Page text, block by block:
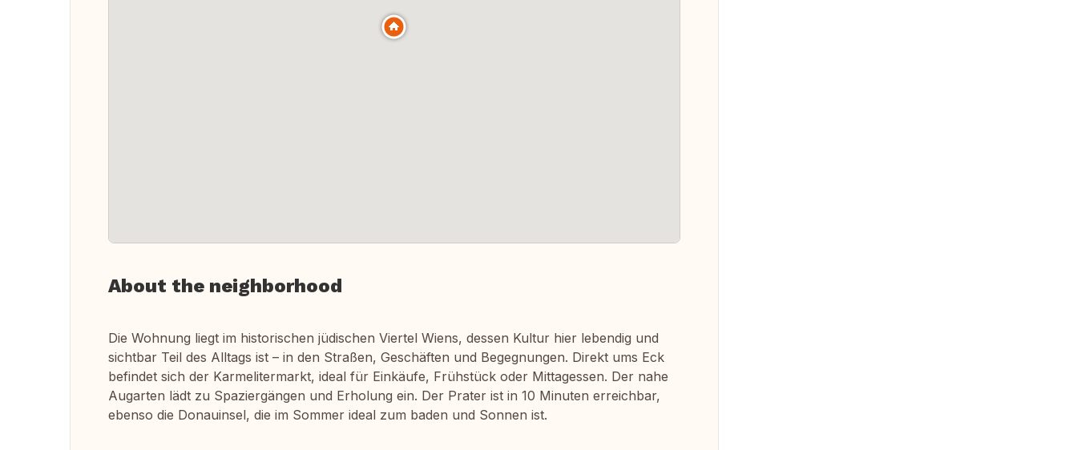
About the neighborhood
Die Wohnung liegt im historischen jüdischen Viertel Wiens, dessen Kultur hier lebendig und
sichtbar Teil des Alltags ist – in den Straßen, Geschäften und Begegnungen. Direkt ums Eck
befindet sich der Karmelitermarkt, ideal für Einkäufe, Frühstück oder Mittagessen. Der nahe
Augarten lädt zu Spaziergängen und Erholung ein. Der Prater ist in 10 Minuten erreichbar,
ebenso die Donauinsel, die im Sommer ideal zum baden und Sonnen ist.